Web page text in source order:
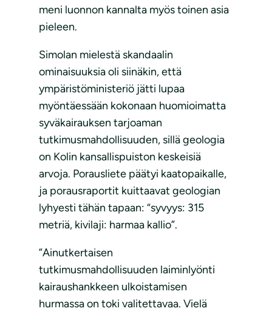
meni luonnon kannalta myös toinen asia
pieleen.
Simolan mielestä skandaalin
ominaisuuksia oli siinäkin, että
ympäristöministeriö jätti lupaa
myöntäessään kokonaan huomioimatta
syväkairauksen tarjoaman
tutkimusmahdollisuuden, sillä geologia
on Kolin kansallispuiston keskeisiä
arvoja. Porausliete päätyi kaatopaikalle,
ja porausraportit kuittaavat geologian
lyhyesti tähän tapaan: “syvyys: 315
metriä, kivilaji: harmaa kallio”.
”Ainutkertaisen
tutkimusmahdollisuuden laiminlyönti
kairaushankkeen ulkoistamisen
hurmassa on toki valitettavaa. Vielä